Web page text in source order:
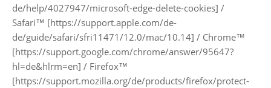
de/help/4027947/microsoft-edge-delete-cookies] /
Safari™ [https://support.apple.com/de-
de/guide/safari/sfri11471/12.0/mac/10.14] / Chrome™
[https://support.google.com/chrome/answer/95647?
hl=de&hlrm=en] / Firefox™
[https://support.mozilla.org/de/products/firefox/protect-